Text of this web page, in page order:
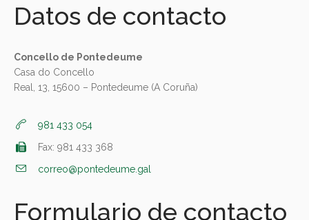
Datos de contacto
Concello de Pontedeume
Casa do Concello
Real, 13, 15600 – Pontedeume (A Coruña)
981 433 054
Fax: 981 433 368
correo@pontedeume.gal
Formulario de contacto